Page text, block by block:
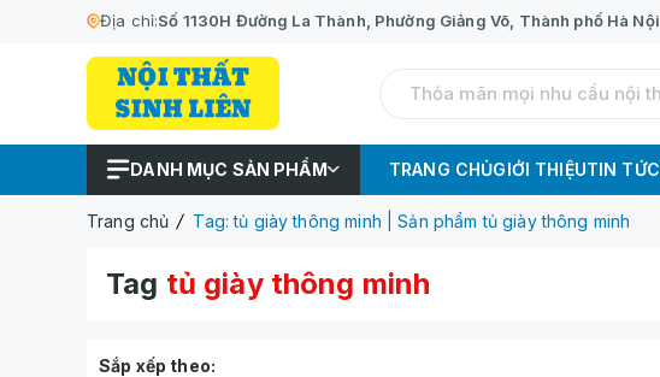
Địa chỉ:Số 1130H Đường La Thành, Phường Giảng Võ, Thành phố Hà Nội
DANH MỤC SẢN PHẨM TRANG CHỦGIỚI THIỆUTIN TỨC
Trang chủ Tag: tủ giày thông minh | Sản phẩm tủ giày thông minh
Tag tủ giày thông minh
Sắp xếp theo: